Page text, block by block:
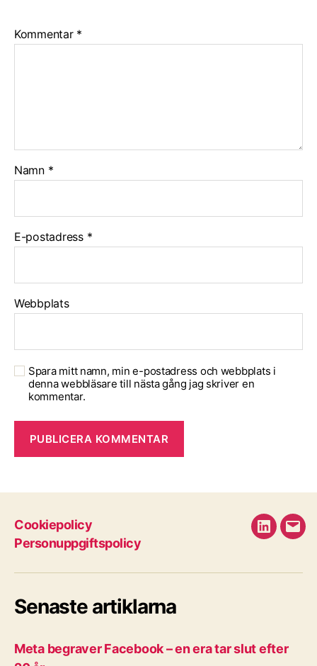
Kommentar *
Namn *
E-postadress *
Webbplats
Spara mitt namn, min e-postadress och webbplats i
denna webbläsare till nästa gång jag skriver en
kommentar.
Cookiepolicy
Personuppgiftspolicy
LinkedIn
E-
Senaste artiklarna
Meta begraver Facebook – en era tar slut efter